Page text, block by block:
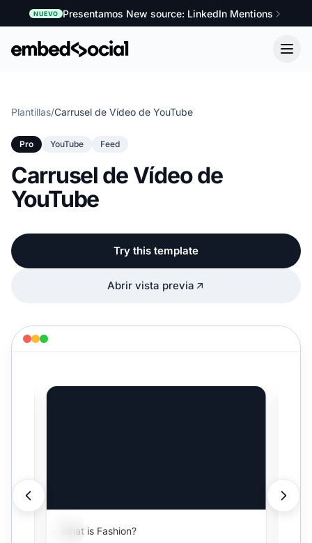
NUEVO Presentamos New source: LinkedIn Mentions
Plantillas/Carrusel de Vídeo de YouTube
Pro YouTube Feed
Carrusel de Vídeo de
YouTube
Try this template
Abrir vista previa